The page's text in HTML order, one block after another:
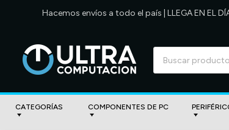
Hacemos envíos a todo el país | LLEGA EN EL
CATEGORÍAS COMPONENTES DE PC